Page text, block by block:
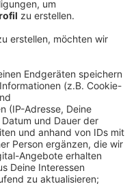
als falscher
Vielzahl von
er ein Geständnis
aus Neuss
verurteilt. Dagegen
in Berufung